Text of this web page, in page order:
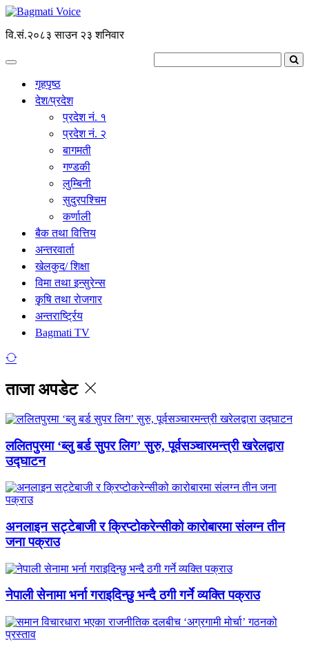
वि.सं.२०८३ साउन २३ शनिवार
गृहपृष्ठ
देश/प्रदेश
प्रदेश नं. १
प्रदेश नं. २
बागमती
गण्डकी
लुम्बिनी
सुदुरपश्चिम
कर्णाली
बैक तथा वित्तिय
अन्तरवार्ता
खेलकुद/ शिक्षा
विमा तथा इन्सुरेन्स
कृृषि तथा राेजगार
अन्तरार्ष्ट्रिय
Bagmati TV
ताजा अपडेट
ललितपुरमा ‘ब्लु बर्ड सुपर लिग’ सुरु, पूर्वसञ्चारमन्त्री खरेलद्वारा
उद्घाटन
अनलाइन सट्टेबाजी र क्रिप्टोकरेन्सीको कारोबारमा संलग्न तीन
जना पक्राउ
नेपाली सेनामा भर्ना गराइदिन्छु भन्दै ठगी गर्ने व्यक्ति पक्राउ